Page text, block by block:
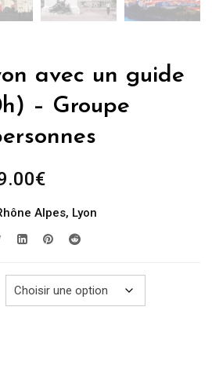
avec un guide
– Groupe
€Plage
prix :
279.00€
769.00€
Alpes, Lyon